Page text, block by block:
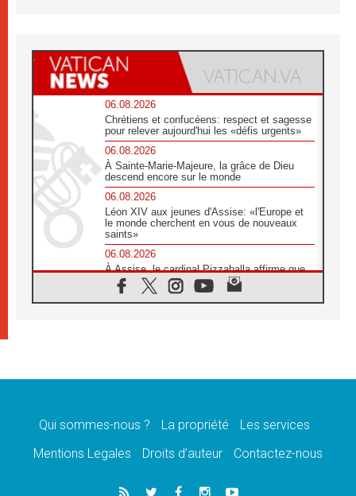
06.08.2026
Chrétiens et confucéens: respect et sagesse
pour relever aujourd'hui les «défis urgents»
06.08.2026
À Sainte-Marie-Majeure, la grâce de Dieu
descend encore sur le monde
06.08.2026
Léon XIV aux jeunes d'Assise: «l'Europe et
le monde cherchent en vous de nouveaux
saints»
06.08.2026
À Assise, le cardinal Pizzaballa affirme que
«les chrétiens veulent la paix»
06.08.2026
message de paix et de dignité humaine»
«La visite du Pape en Uruguay renforcera
05.08.2026
Qui sommes-nous ? La propriété
Les services
Mentions Legales
Droits d’auteur Contactez-nous